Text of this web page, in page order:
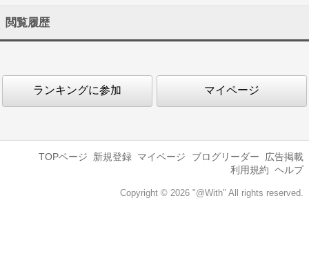
閲覧履歴
ランキングに参加 マイページ
TOPページ 新規登録 マイページ ブログリーダー
広告掲載
利用規約 ヘルプ
Copyright © 2026 "@With" All rights reserved.